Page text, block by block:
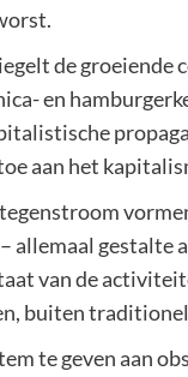
de groeiende
en
aan het
gestalte
van de
buiten
te geven aan